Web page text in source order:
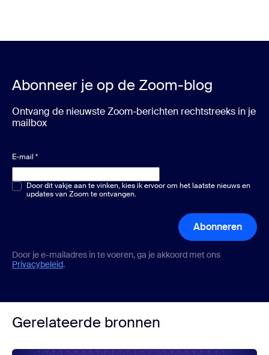
Abonneer je op de Zoom-blog
Ontvang de nieuwste Zoom-berichten rechtstreeks in je
mailbox
E-mail *
Meerkeuze of één keuze*
Door dit vakje aan te vinken, kies ik ervoor om het laatste nieuws en
updates van Zoom te ontvangen.
Abonneren
Door je e-mailadres in te voeren, ga je akkoord met ons
Privacybeleid.
Gerelateerde bronnen